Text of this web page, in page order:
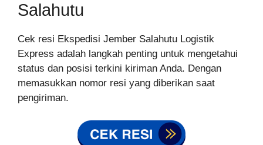
Salahutu
Cek resi Ekspedisi Jember Salahutu Logistik
Express adalah langkah penting untuk mengetahui
status dan posisi terkini kiriman Anda. Dengan
memasukkan nomor resi yang diberikan saat
pengiriman.